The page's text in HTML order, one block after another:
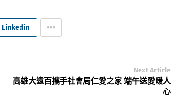
Linkedin
Next Article
高雄大遠百攜手社會局仁愛之家 端午送愛暖人
心